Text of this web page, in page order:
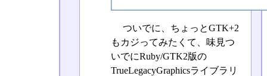
ついでに、ちょっとGTK+2
もカジってみたくて、味見つ
いでにRuby/GTK2版の
TrueLegacyGraphicsライブラリ